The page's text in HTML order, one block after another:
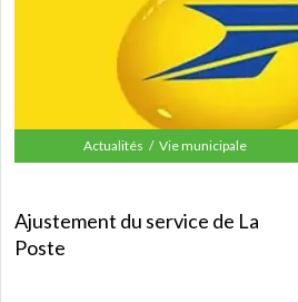
Actualités Vie municipale
Ajustement du service de La
Poste